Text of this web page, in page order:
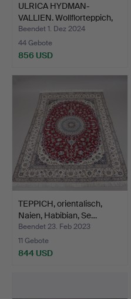
ULRICA HYDMAN-
VALLIEN. Wollflorteppich,
19…
Beendet 1. Dez 2024
44 Gebote
856 USD
TEPPICH, orientalisch,
Naien, Habibian, Se…
Beendet 23. Feb 2023
11 Gebote
844 USD